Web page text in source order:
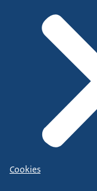
Cookies